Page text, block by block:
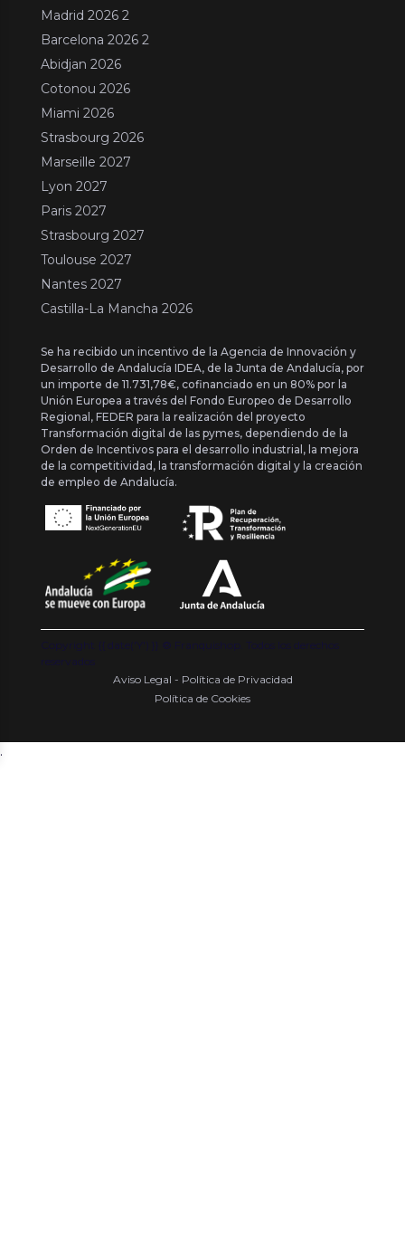
Madrid 2026 2
Barcelona 2026 2
Abidjan 2026
Cotonou 2026
Miami 2026
Strasbourg 2026
Marseille 2027
Lyon 2027
Paris 2027
Strasbourg 2027
Toulouse 2027
Nantes 2027
Castilla-La Mancha 2026
Se ha recibido un incentivo de la Agencia de Innovación y
Desarrollo de Andalucía IDEA, de la Junta de Andalucía, por
un importe de 11.731,78€, cofinanciado en un 80% por la
Unión Europea a través del Fondo Europeo de Desarrollo
Regional, FEDER para la realización del proyecto
Transformación digital de las pymes, dependiendo de la
Orden de Incentivos para el desarrollo industrial, la mejora
de la competitividad, la transformación digital y la creación
de empleo de Andalucía.
Copyright {{ date('Y') }} ® Franquishop. Todos los derechos
reservados
Aviso Legal - Política de Privacidad
Política de Cookies
.